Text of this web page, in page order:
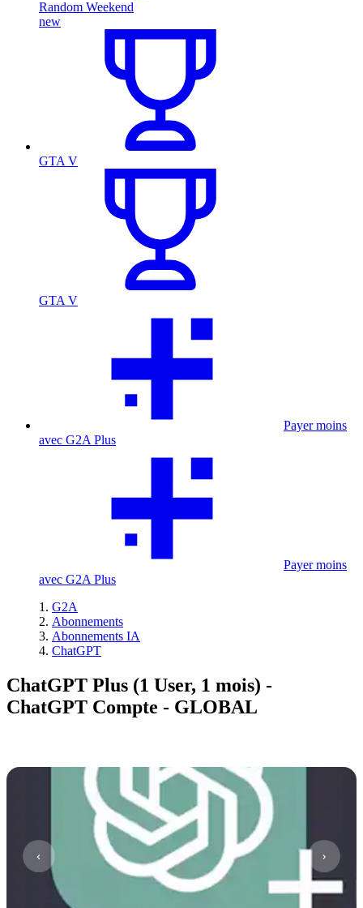
Random Weekend
new
GTA V
GTA V
Payer moins
avec G2A Plus
Payer moins
avec G2A Plus
G2A
Abonnements
Abonnements IA
ChatGPT
ChatGPT Plus (1 User, 1 mois) -
ChatGPT Compte - GLOBAL